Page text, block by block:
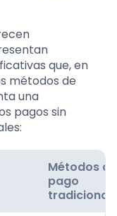
que, en
métodos de
una
pagos sin
Métodos de
pago